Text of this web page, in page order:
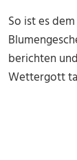
So ist es
berichten
Wettergott